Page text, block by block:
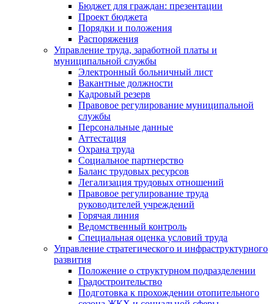
Бюджет для граждан: презентации
Проект бюджета
Порядки и положения
Распоряжения
Управление труда, заработной платы и
муниципальной службы
Электронный больничный лист
Вакантные должности
Кадровый резерв
Правовое регулирование муниципальной
службы
Персональные данные
Аттестация
Охрана труда
Социальное партнерство
Баланс трудовых ресурсов
Легализация трудовых отношений
Правовое регулирование труда
руководителей учреждений
Горячая линия
Ведомственный контроль
Специальная оценка условий труда
Управление стратегического и инфраструктурного
развития
Положение о структурном подразделении
Градостроительство
Подготовка к прохождении отопительного